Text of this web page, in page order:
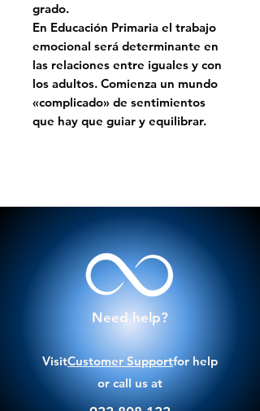
grado.
En Educación Primaria el trabajo
emocional será determinante en
las relaciones entre iguales y con
los adultos. Comienza un mundo
«complicado» de sentimientos
que hay que guiar y equilibrar.
Need help?
VisitCustomer Supportfor help
or call us at